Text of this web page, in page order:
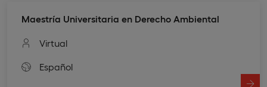
Maestría Universitaria en Derecho Ambiental
Virtual
Español